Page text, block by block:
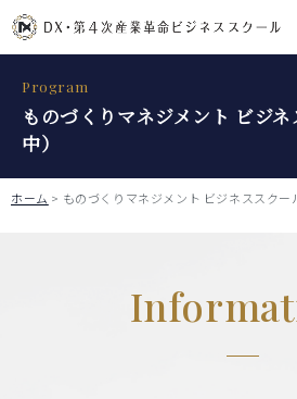
Program
ものづくりマネジメント ビジ
中）
ホーム > ものづくりマネジメント ビジネススクー